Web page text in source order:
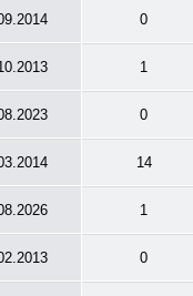
0
1
0
14
1
0